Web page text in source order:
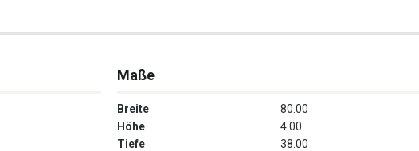
Maße
Breite
80.00
Höhe
4.00
Tiefe
38.00